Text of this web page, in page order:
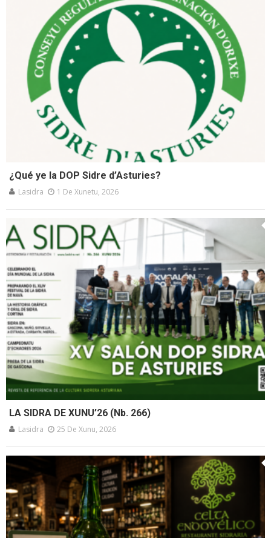
¿Qué ye la DOP Sidre d’Asturies?
Lasidra 1 De Xunetu, 2026
LA SIDRA DE XUNU’26 (Nb. 266)
Lasidra 25 De Xunu, 2026